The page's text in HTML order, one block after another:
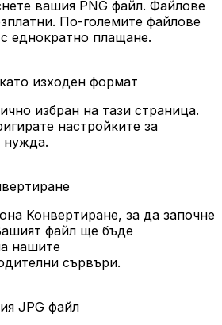
вашия PNG файл. Файлове
По-големите файлове
еднократно плащане.
изходен формат
избран на тази страница.
настройките за
нужда.
Конвертиране, за да започне
файл ще бъде
нашите
сървъри.
JPG файл